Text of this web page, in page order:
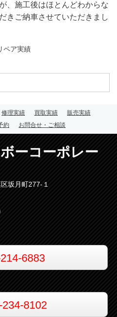
、施工後はほとんどわからな
きご納車させていただきまし
ペア実績
修理実績 買取実績
販売実績
約
お問合せ・ご相談
ーコーポレー
坂月町277-１
6883
8102